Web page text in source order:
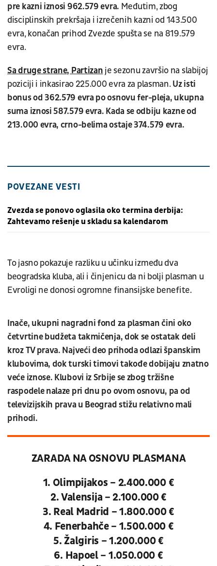
pre kazni iznosi 962.579 evra. Međutim, zbog
disciplinskih prekršaja i izrečenih kazni od 143.500
evra, konačan prihod Zvezde spušta se na 819.579
evra.
Sa druge strane, Partizan je sezonu završio na slabijoj
poziciji i inkasirao 225.000 evra za plasman.Uz isti
bonus od 362.579 evra po osnovu fer-pleja, ukupna
suma iznosi 587.579 evra. Kada se odbiju kazne od
213.000 evra, crno-belima ostaje 374.579 evra.
POVEZANE VESTI
Zvezda se ponovo oglasila oko termina derbija:
Zahtevamo rešenje u skladu sa kalendarom
To jasno pokazuje razliku u učinku između dva
beogradska kluba, ali i činjenicu da ni bolji plasman u
Evroligi ne donosi ogromne finansijske benefite.
Inače, ukupni nagradni fond za plasman čini oko
četvrtine budžeta takmičenja, dok se ostatak deli
kroz TV prava. Najveći deo prihoda odlazi španskim
klubovima, dok turski timovi takođe dobijaju znatno
veće iznose. Klubovi iz Srbije se zbog tržišne
raspodele nalaze pri dnu po ovom osnovu, pa od
televizijskih prava u Beograd stižu relativno mali
prihodi.
ZARADA NA OSNOVU PLASMANA
1. Olimpijakos – 2.400.000 €
2. Valensija – 2.100.000 €
3. Real Madrid – 1.800.000 €
4. Fenerbahče – 1.500.000 €
5. Žalgiris – 1.200.000 €
6. Hapoel – 1.050.000 €